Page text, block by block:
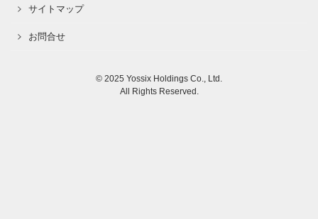
サイトマップ
お問合せ
© 2025 Yossix Holdings Co., Ltd.
All Rights Reserved.